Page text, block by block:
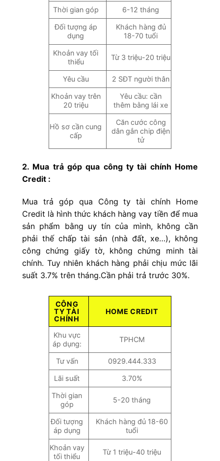
Thời gian góp 6-12 tháng
Đối tượng áp
dụng
Khách hàng đủ
18-70 tuổi
Khoản vay tối
thiểu
Từ 3 triệu-20 triệu
Yêu cầu 2 SĐT người thân
Khoản vay trên
20 triệu
Yêu cầu: cần
thêm bằng lái xe
Hồ sơ cần cung
cấp
Căn cước công
dân gắn chip điện
tử
2. Mua trả góp qua công ty tài chính Home
Credit :
Mua trả góp qua Công ty tài chính Home
Credit là hình thức khách hàng vay tiền để mua
sản phẩm bằng uy tín của mình, không cần
phải thế chấp tài sản (nhà đất, xe…), không
công chứng giấy tờ, không chứng minh tài
chính. Tuy nhiên khách hàng phải chịu mức lãi
suất 3.7% trên tháng.Cần phải trả trước 30%.
CÔNG
TY TÀI
CHÍNH
HOME CREDIT
Khu vực
áp dụng:
TPHCM
Tư vấn 0929.444.333
Lãi suất 3.70%
Thời gian
góp
5-20 tháng
Đối tượng
áp dụng
Khách hàng đủ 18-60
tuổi
Khoản vay
tối thiểu
Từ 1 triệu-40 triệu